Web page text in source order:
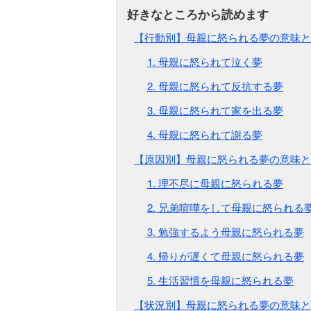
【行動別】母親に怒られる夢の意味
1. 母親に怒られて泣く夢
2. 母親に怒られて反抗する夢
3. 母親に怒られて家を出る夢
4. 母親に怒られて謝る夢
【原因別】母親に怒られる夢の意味
1. 理不尽に母親に怒られる夢
2. 兄弟喧嘩をして母親に怒られる
3. 勉強するよう母親に怒られる夢
4. 帰りが遅くて母親に怒られる夢
5. 生活習慣を母親に怒られる夢
【状況別】母親に怒られる夢の意味